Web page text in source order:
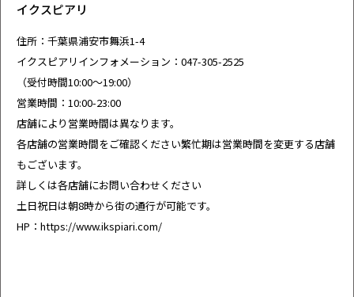
イクスピアリ
住所：千葉県浦安市舞浜1-4
イクスピアリインフォメーション：047-305-2525
（受付時間10:00～19:00）
営業時間：10:00-23:00
店舗により営業時間は異なります。
各店舗の営業時間をご確認ください繁忙期は営業時間を変更する店舗
もございます。
詳しくは各店舗にお問い合わせください
土日祝日は朝8時から街の通行が可能です。
HP： https://www.ikspiari.com/